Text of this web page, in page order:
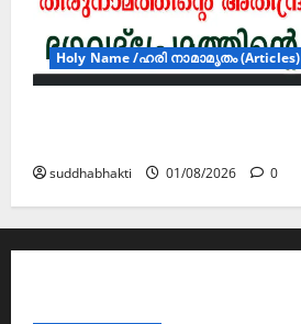
Holy Name /ഹരി നാമാമൃതം (Articles)
suddhabhakti 01/08/2026 0